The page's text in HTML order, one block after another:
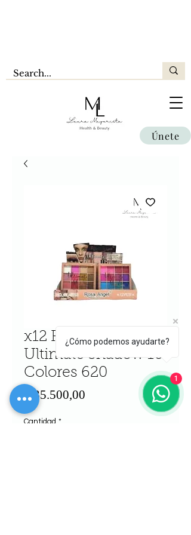
Únete
x12 Rosa Angel
Ultimate Shadow 16
Colores 620
$ 35.500,00
Cantidad *
¿Cómo podemos ayudarte?
1